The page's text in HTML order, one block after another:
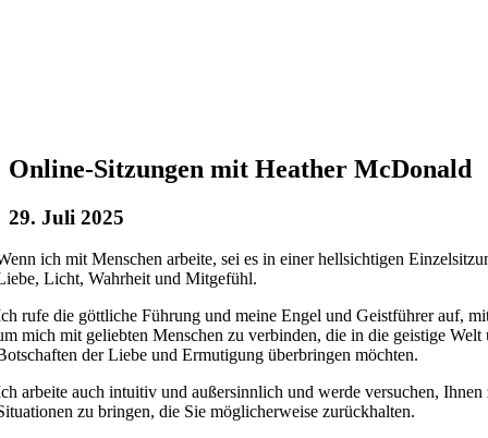
Online-Sitzungen mit Heather McDonald
29. Juli 2025
ich mit Menschen arbeite, sei es in einer hellsichtigen
Licht, Wahrheit und Mitgefühl.
rufe die göttliche Führung und meine Engel und Geistführer auf,
mich mit geliebten Menschen zu verbinden, die in die geistige Welt
der Liebe und Ermutigung überbringen möchten.
arbeite auch intuitiv und außersinnlich und werde versuchen,
zu bringen, die Sie möglicherweise zurückhalten.